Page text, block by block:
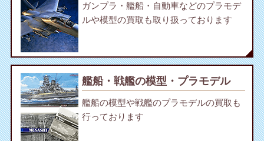
ガンプラ・艦船・自動車などのプラモデ
ルや模型の買取も取り扱っております
艦船・戦艦の模型・プラモデル
艦船の模型や戦艦のプラモデルの買取も
行っております